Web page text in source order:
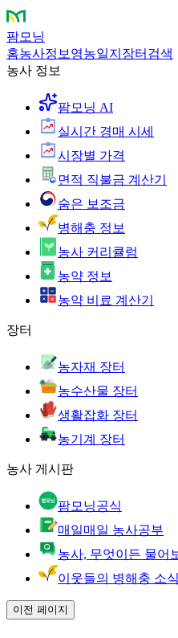
팜모닝
홈농사정보 영농일지 장터 검색
농사 정보
팜모닝 AI
실시간 경매 시세
시장별 가격
면적 직불금 계산기
숨은 보조금
병해충 정보
농사 커리큘럼
농약 정보
농약 비료 계산기
장터
농자재 장터
농수산물 장터
생활잡화 장터
농기계 장터
농사 게시판
팜모닝공식
매일매일 농사공부
농사, 무엇이든 물어
이웃들의 병해충 소식
이전 페이지